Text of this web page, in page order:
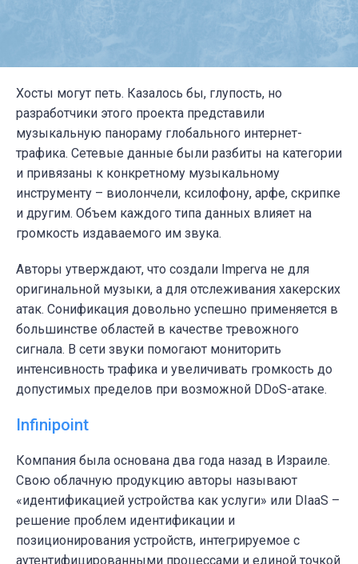
Хосты могут петь. Казалось бы, глупость, но
разработчики этого проекта представили
музыкальную панораму глобального интернет-
трафика. Сетевые данные были разбиты на категории
и привязаны к конкретному музыкальному
инструменту – виолончели, ксилофону, арфе, скрипке
и другим. Объем каждого типа данных влияет на
громкость издаваемого им звука.
Авторы утверждают, что создали Imperva не для
оригинальной музыки, а для отслеживания хакерских
атак. Сонификация довольно успешно применяется в
большинстве областей в качестве тревожного
сигнала. В сети звуки помогают мониторить
интенсивность трафика и увеличивать громкость до
допустимых пределов при возможной DDoS-атаке.
Infinipoint
Компания была основана два года назад в Израиле.
Свою облачную продукцию авторы называют
«идентификацией устройства как услуги» или DIaaS –
решение проблем идентификации и
позиционирования устройств, интегрируемое с
аутентифицированными процессами и единой точкой